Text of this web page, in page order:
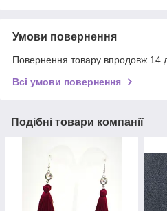
Умови повернення
Повернення товару впродовж 14
Всі умови повернення
Подібні товари компанії